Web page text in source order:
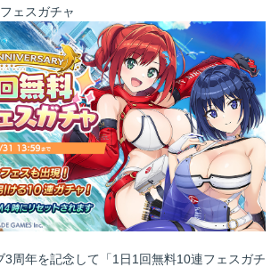
ェスガチャ
3周年を記念して「1日1回無料10連フェスガチ